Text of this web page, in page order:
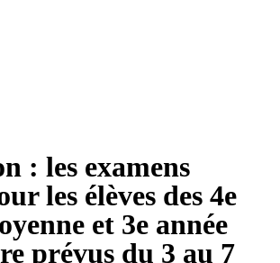
: les examens
les élèves des 4e
et 3e année
prévus du 3 au 7